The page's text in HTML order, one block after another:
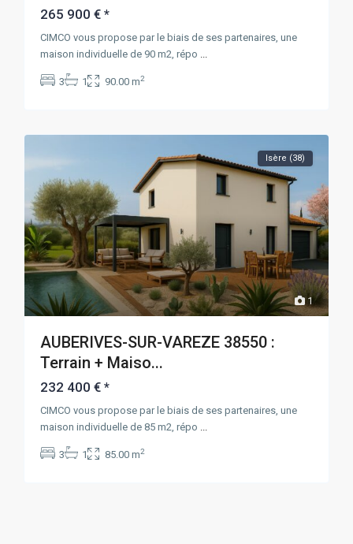
265 900 €*
CIMCO vous propose par le biais de ses partenaires, une
maison individuelle de 90 m2, répo
3 1 90.00 m2
1
Isère (38)
AUBERIVES-SUR-VAREZE 38550 :
Terrain + Maiso...
232 400 €*
CIMCO vous propose par le biais de ses partenaires, une
maison individuelle de 85 m2, répo
3 1 85.00 m2